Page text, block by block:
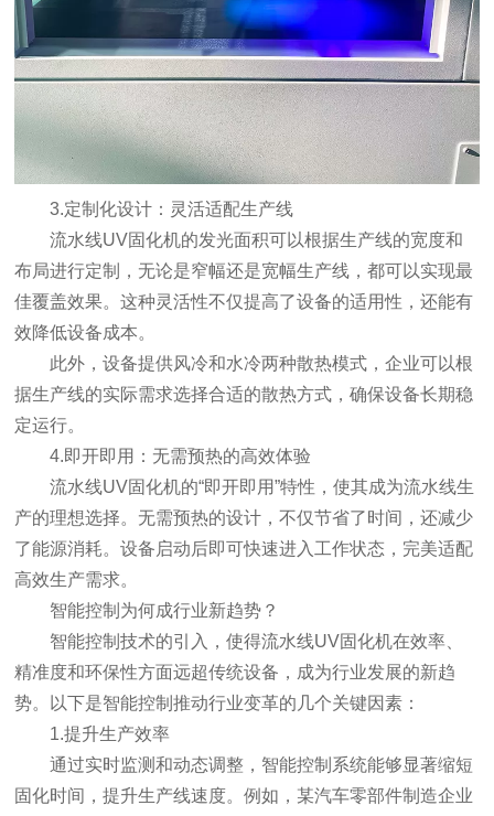
3.定制化设计：灵活适配生产线
流水线UV固化机的发光面积可以根据生产线的宽度和
布局进行定制，无论是窄幅还是宽幅生产线，都可以实现最
佳覆盖效果。这种灵活性不仅提高了设备的适用性，还能有
效降低设备成本。
此外，设备提供风冷和水冷两种散热模式，企业可以根
据生产线的实际需求选择合适的散热方式，确保设备长期稳
定运行。
4.即开即用：无需预热的高效体验
流水线UV固化机的“即开即用”特性，使其成为流水线生
产的理想选择。无需预热的设计，不仅节省了时间，还减少
了能源消耗。设备启动后即可快速进入工作状态，完美适配
高效生产需求。
智能控制为何成行业新趋势？
智能控制技术的引入，使得流水线UV固化机在效率、
精准度和环保性方面远超传统设备，成为行业发展的新趋
势。以下是智能控制推动行业变革的几个关键因素：
1.提升生产效率
通过实时监测和动态调整，智能控制系统能够显著缩短
固化时间，提升生产线速度。例如，某汽车零部件制造企业